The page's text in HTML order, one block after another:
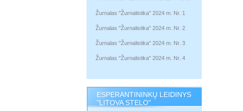
Žurnalas "Žurnalistika" 2024 m. Nr. 1
Žurnalas "Žurnalistika" 2024 m. Nr. 2
Žurnalas "Žurnalistika" 2024 m. Nr. 3
Žurnalas "Žurnalistika" 2024 m. Nr. 4
ESPERANTININKŲ LEIDINYS
"LITOVA STELO"